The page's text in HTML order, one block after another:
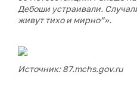
Дебоши устраивали.
живут тихо и мирно”».
Источник: 87.mchs.gov.ru